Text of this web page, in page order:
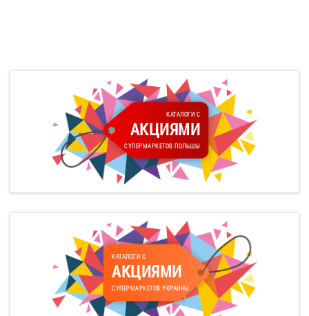
КАТАЛОГИ С
АКЦИЯМИ
СУПЕРМАРКЕТОВ ПОЛЬШЫ
КАТАЛОГИ С
АКЦИЯМИ
СУПЕРМАРКЕТОВ УКРАИНЫ